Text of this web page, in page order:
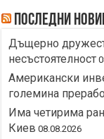
Последни
Дъщерно
несъстоятелност
Американски
големина
Има четирима
Киев 08.08.2026